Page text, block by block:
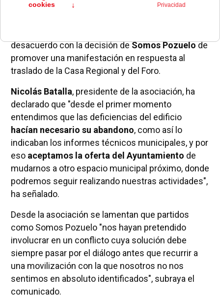
desacuerdo con la decisión deSomos Pozuelode
promover una manifestación en respuesta al
traslado de la Casa Regional y del Foro.
Nicolás Batalla, presidente de la asociación, ha
declarado que "desde el primer momento
entendimos que las deficiencias del edificio
hacían necesario su abandono, como así lo
indicaban los informes técnicos municipales, y por
esoaceptamos la oferta del Ayuntamiento de
mudarnos a otro espacio municipal próximo, donde
podremos seguir realizando nuestras actividades",
ha señalado.
Desde la asociación se lamentan que partidos
como Somos Pozuelo "nos hayan pretendido
involucrar en un conflicto cuya solución debe
siempre pasar por el diálogo antes que recurrir a
una movilización con la que nosotros no nos
sentimos en absoluto identificados", subraya el
comunicado.